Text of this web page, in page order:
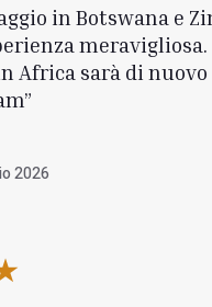
in Botswana e
meravigliosa.
Africa sarà di nuovo
2026